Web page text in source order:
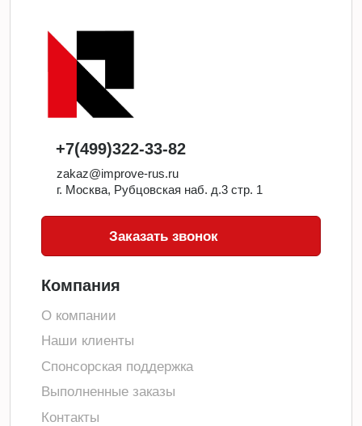
+7(499)322-33-82
zakaz@improve-rus.ru
г. Москва, Рубцовская наб. д.3 стр. 1
Заказать звонок
Компания
О компании
Наши клиенты
Спонсорская поддержка
Выполненные заказы
Контакты